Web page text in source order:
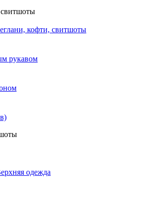
свитшоты
кофти, свитшоты
рукавом
одежда